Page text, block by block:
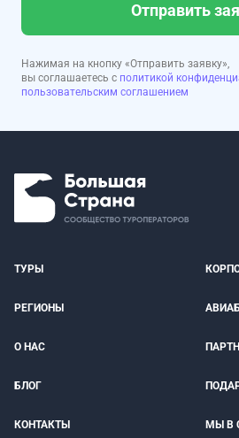
Отправить
Нажимая на кнопку «Отправить заявку»,
вы соглашаетесь с политикой
пользовательским соглашением
ТУРЫ
РЕГИОНЫ
О НАС
БЛОГ
КОНТАКТЫ МЫ В